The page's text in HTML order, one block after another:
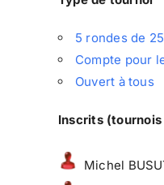
5 rondes de
Compte pour
Ouvert à tous
Inscrits
Michel